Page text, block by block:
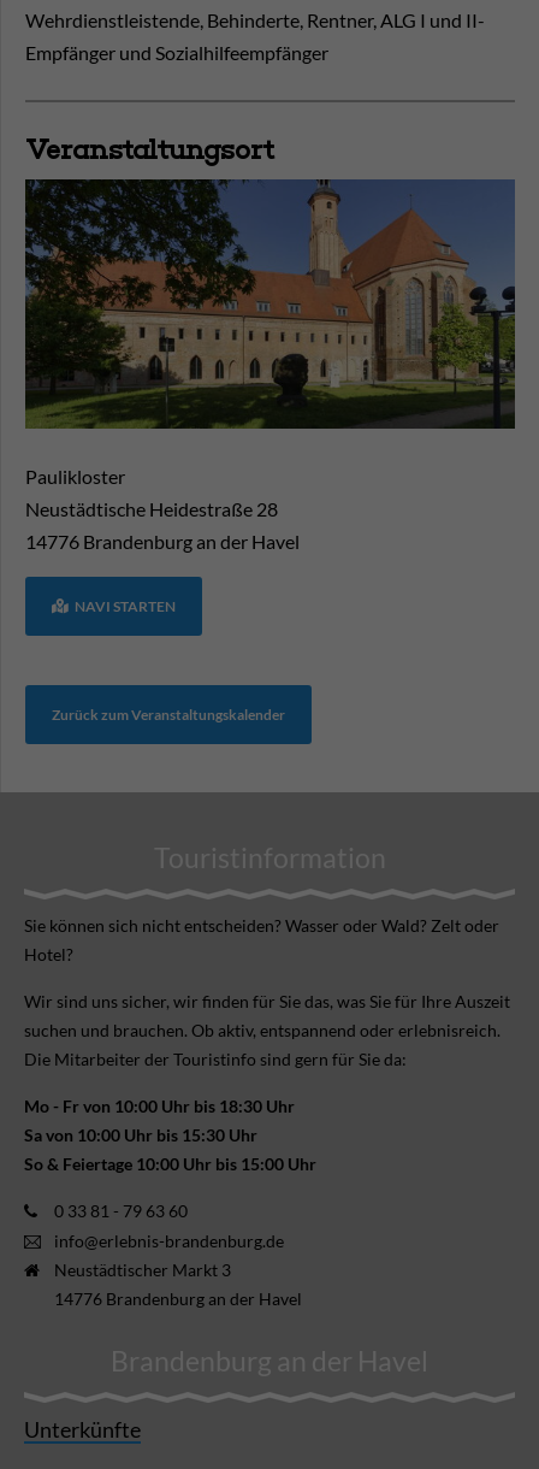
Wehrdienstleistende, Behinderte, Rentner, ALG I und II-
Empfänger und Sozialhilfeempfänger
Veranstaltungsort
Paulikloster
Neustädtische Heidestraße 28
14776 Brandenburg an der Havel
NAVI STARTEN
Zurück zum Veranstaltungskalender
Touristinformation
Sie können sich nicht ent­scheiden? Wasser oder Wald? Zelt oder
Hotel?
Wir sind uns sicher, wir finden für Sie das, was Sie für Ihre Aus­zeit
suchen und brauchen. Ob aktiv, ent­spannend oder erlebnis­reich.
Die Mitarbeiter der Touristinfo sind gern für Sie da:
Mo - Fr von 10:00 Uhr bis 18:30 Uhr
Sa von 10:00 Uhr bis 15:30 Uhr
So & Feiertage 10:00 Uhr bis 15:00 Uhr
0 33 81 - 79 63 60
info@erlebnis-brandenburg.de
Neustädtischer Markt 3
14776 Brandenburg an der Havel
Brandenburg an der Havel
Unterkünfte